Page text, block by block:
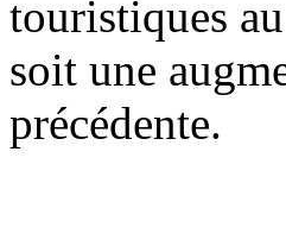
touristiques
soit une
précédente.